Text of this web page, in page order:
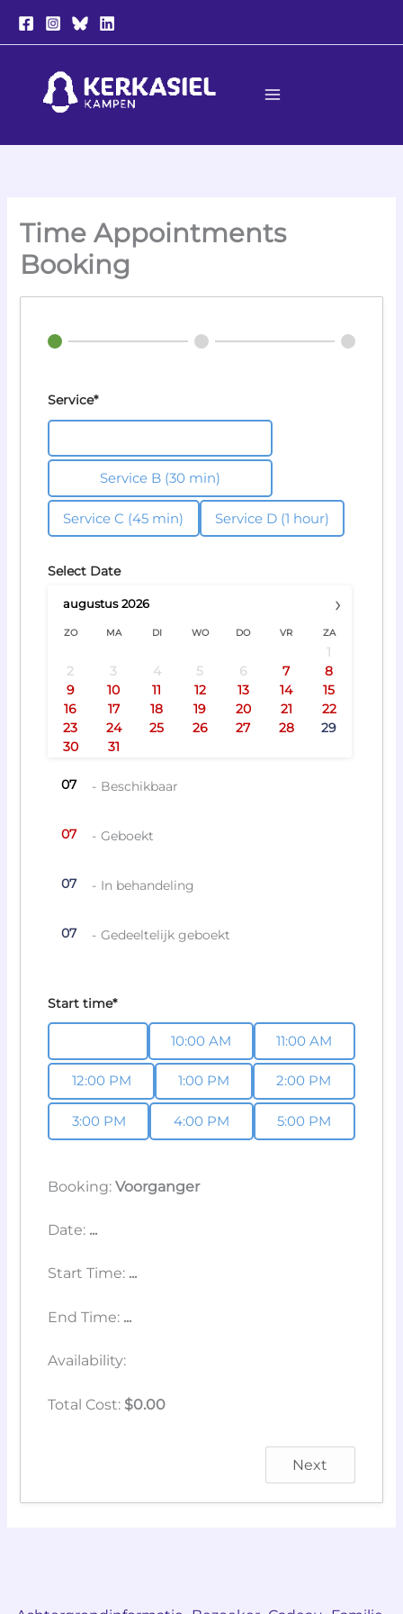
naar
Time Appointments
Booking
Service*
Service B (30 min)
Service C (45 min) Service D (1 hour)
Select Date
›
augustus 2026
ZO MA DI WO DO VR ZA
1
2
3 4 5 6 7 8
··
9 10 11 ··
12 13 ··
14 ·
15
·
16 ···
17 ····
18 ··
19 ··
20 ··
21 ·
22
··
23 ··
24 25 ·
26 ··
27 ·
28 ···
29
30
··
31
07 - Beschikbaar
07 - Geboekt
07 - In behandeling
·
07 - Gedeeltelijk geboekt
Start time*
10:00 AM 11:00 AM
12:00 PM 1:00 PM 2:00 PM
3:00 PM 4:00 PM 5:00 PM
Booking:Voorganger
Date: ...
Start Time: ...
End Time: ...
Availability:
Total Cost: $0.00
Next